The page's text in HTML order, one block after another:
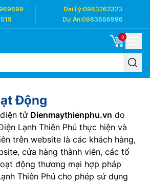
Đại Lý:0983262323
Dự Án:0983666996
0
Động
tử Dienmaythienphu.vn do
Lạnh Thiên Phú thực hiện và
trên website là các khách hàng,
cửa hàng thành viên, các tổ
động thương mại hợp pháp
Thiên Phú cho phép sử dụng